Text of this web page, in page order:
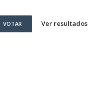
VOTAR Ver resultados